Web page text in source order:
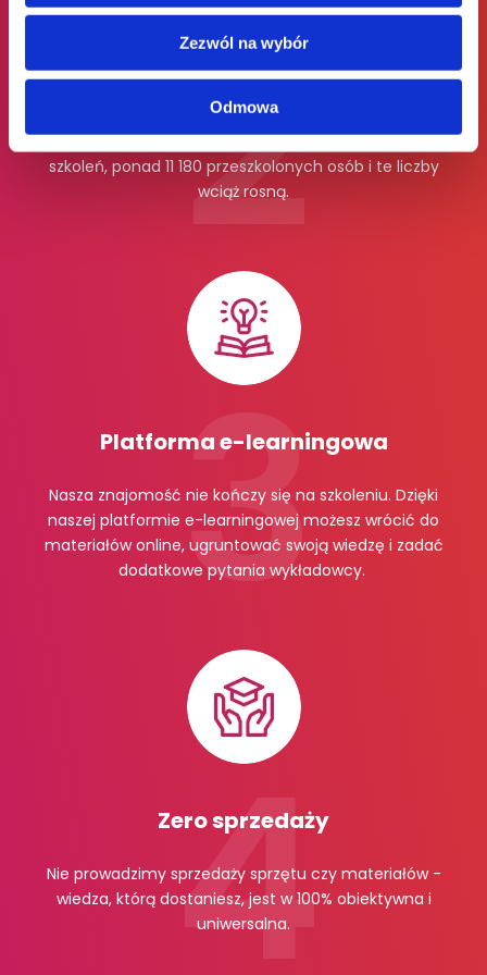
Zezwól na wybór
Odmowa
Doświadczenie
Na swoim koncie mamy: ponad 883 zrealizowanych
szkoleń, ponad 11 180 przeszkolonych osób i te liczby
wciąż rosną.
Platforma e-learningowa
Nasza znajomość nie kończy się na szkoleniu. Dzięki
naszej platformie e-learningowej możesz wrócić do
materiałów online, ugruntować swoją wiedzę i zadać
dodatkowe pytania wykładowcy.
Zero sprzedaży
Nie prowadzimy sprzedaży sprzętu czy materiałów -
wiedza, którą dostaniesz, jest w 100% obiektywna i
uniwersalna.